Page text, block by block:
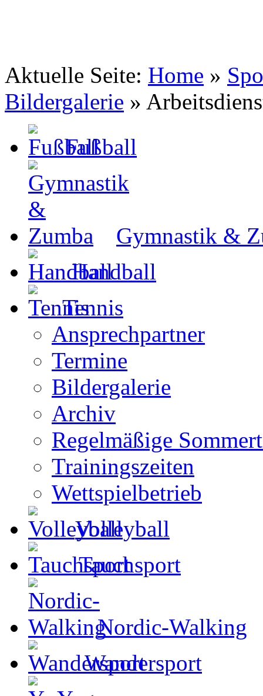
Aktuelle Seite: Home »
Bildergalerie »
Fußball
Gymnastik &
Handball
Tennis
Ansprechpartner
Termine
Bildergalerie
Archiv
Regelmäßige
Trainingszeiten
Wettspielbetrieb
Volleyball
Tauchsport
Nordic-Walking
Wandersport